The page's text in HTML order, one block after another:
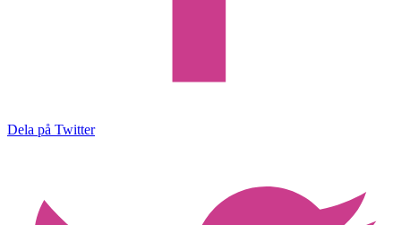
Dela på Twitter